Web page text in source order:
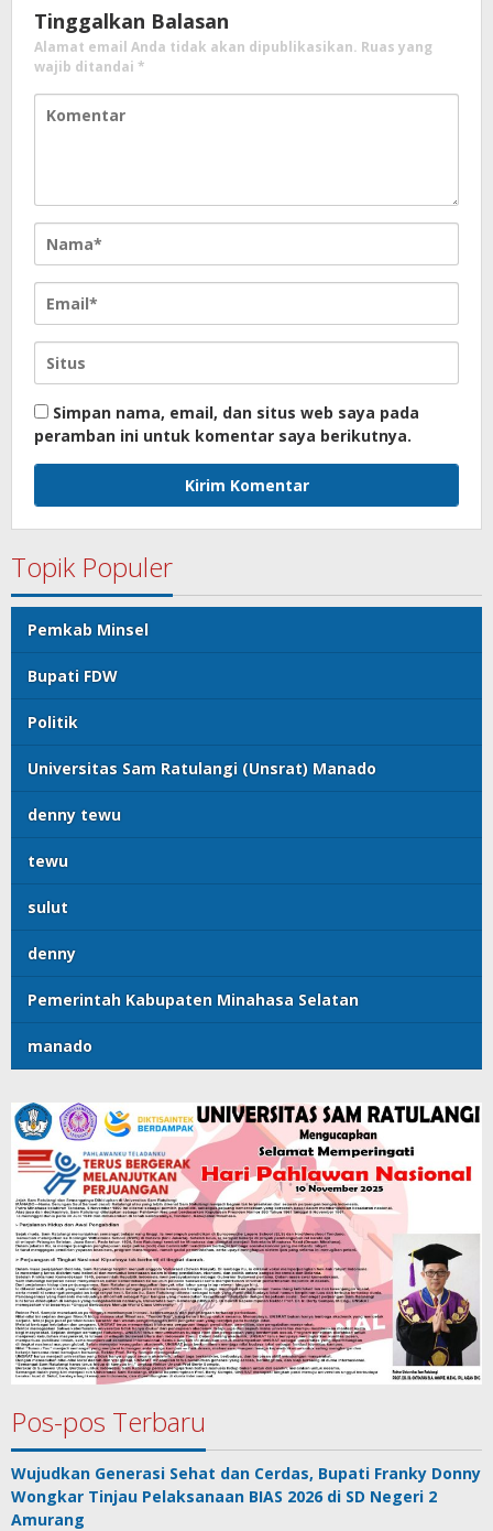
Tinggalkan Balasan
Alamat email Anda tidak akan dipublikasikan. Ruas yang
wajib ditandai *
Simpan nama, email, dan situs web saya pada
peramban ini untuk komentar saya berikutnya.
Topik Populer
Pemkab Minsel
Bupati FDW
Politik
Universitas Sam Ratulangi (Unsrat) Manado
denny tewu
tewu
sulut
denny
Pemerintah Kabupaten Minahasa Selatan
manado
Pos-pos Terbaru
Wujudkan Generasi Sehat dan Cerdas, Bupati Franky Donny
Wongkar Tinjau Pelaksanaan BIAS 2026 di SD Negeri 2
Amurang